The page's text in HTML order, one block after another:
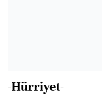
-Hürriyet-